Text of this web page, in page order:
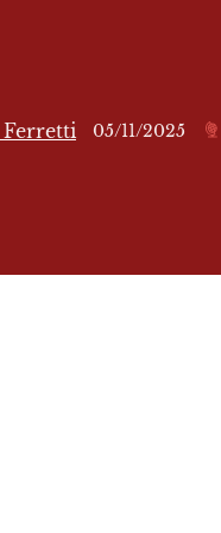
Ferretti 05/11/2025